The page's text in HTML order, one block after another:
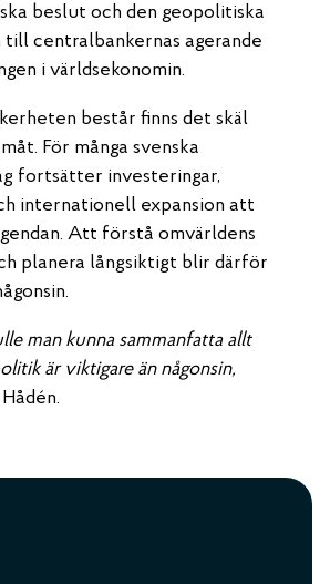
beslut och den geopolitiska
centralbankernas agerande
i världsekonomin.
består finns det skäl
För många svenska
fortsätter investeringar,
internationell expansion att
Att förstå omvärldens
planera långsiktigt blir därför
man kunna sammanfatta allt
är viktigare än någonsin,